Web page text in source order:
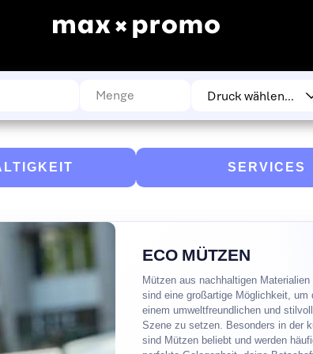
SERVICES
ECO MÜTZEN
Mützen aus nachhaltigen
sind eine großartige Möglichkeit, um
einem umweltfreundlichen und
Szene zu setzen. Besonders in der
sind Mützen beliebt und werden